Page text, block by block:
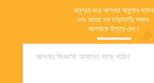
অনুগ্রহ করে আপনার অনুরোধ পাঠান
এবং আমরা যত তাড়াতাড়ি সম্ভব
আপনাকে উত্তর দেব।